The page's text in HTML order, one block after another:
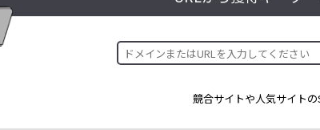
競合サイトや人気サイト